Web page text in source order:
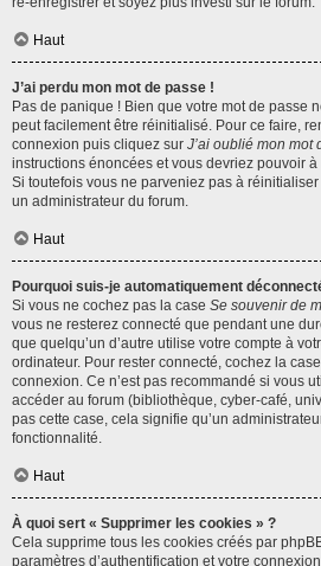
Haut
J’ai perdu mon mot de passe !
Pas de panique ! Bien que votre mot de passe
peut facilement être réinitialisé. Pour ce faire,
connexion puis cliquez sur J’ai oublié mon mot
instructions énoncées et vous devriez pouvoir
Si toutefois vous ne parveniez pas à
un administrateur du forum.
Haut
Pourquoi suis-je automatiquement
Si vous ne cochez pas la case Se souvenir de
vous ne resterez connecté que pendant une
que quelqu’un d’autre utilise votre compte à
ordinateur. Pour rester connecté, cochez la case
connexion. Ce n’est pas recommandé si vous
accéder au forum (bibliothèque, cyber-café,
pas cette case, cela signifie qu’un
fonctionnalité.
Haut
À quoi sert « Supprimer les cookies » ?
Cela supprime tous les cookies créés par
paramètres d’authentification et votre